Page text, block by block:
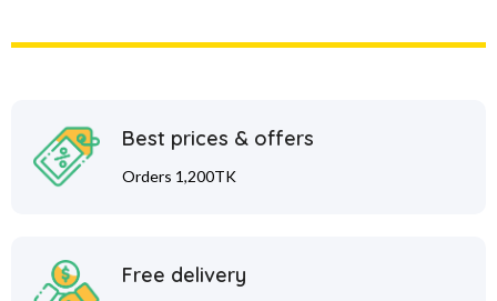
Best prices & offers
Orders 1,200TK
Free delivery